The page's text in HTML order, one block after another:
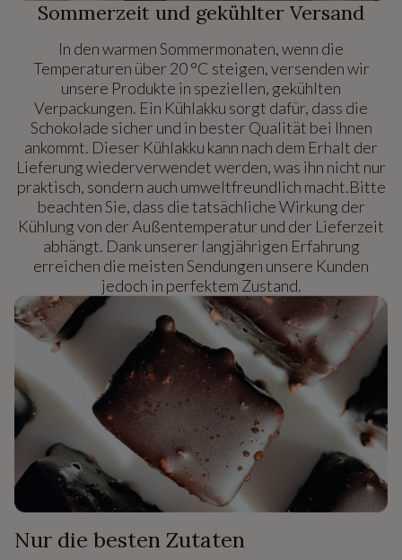
Sommerzeit und gekühlter Versand
In den warmen Sommermonaten, wenn die
Temperaturen über 20 °C steigen, versenden wir
unsere Produkte in speziellen, gekühlten
Verpackungen. Ein Kühlakku sorgt dafür, dass die
Schokolade sicher und in bester Qualität bei Ihnen
ankommt. Dieser Kühlakku kann nach dem Erhalt der
Lieferung wiederverwendet werden, was ihn nicht nur
praktisch, sondern auch umweltfreundlich macht.Bitte
beachten Sie, dass die tatsächliche Wirkung der
Kühlung von der Außentemperatur und der Lieferzeit
abhängt. Dank unserer langjährigen Erfahrung
erreichen die meisten Sendungen unsere Kunden
jedoch in perfektem Zustand.
Nur die besten Zutaten